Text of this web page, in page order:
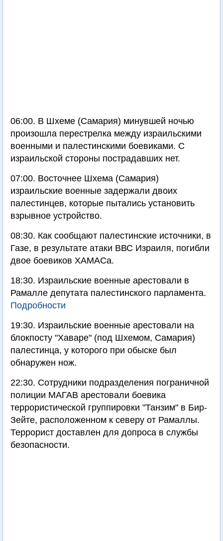
06:00. В Шхеме (Самария) минувшей ночью
произошла перестрелка между израильскими
военными и палестинскими боевиками. С
израильской стороны пострадавших нет.
07:00. Восточнее Шхема (Самария)
израильские военные задержали двоих
палестинцев, которые пытались установить
взрывное устройство.
08:30. Как сообщают палестинские источники, в
Газе, в результате атаки ВВС Израиля, погибли
двое боевиков ХАМАСа.
18:30. Израильские военные арестовали в
Рамалле депутата палестинского парламента.
Подробности
19:30. Израильские военные арестовали на
блокпосту "Хаваре" (под Шхемом, Самария)
палестинца, у которого при обыске был
обнаружен нож.
22:30. Сотрудники подразделения пограничной
полиции МАГАВ арестовали боевика
террористической группировки "Танзим" в Бир-
Зейте, расположенном к северу от Рамаллы.
Террорист доставлен для допроса в службы
безопасности.